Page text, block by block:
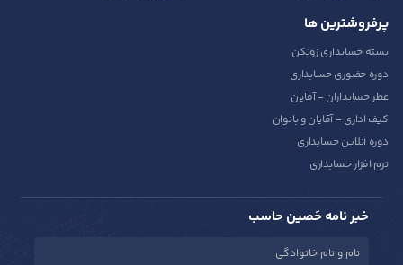
پرفروشترین ها
بسته حسابداری زونکن
دوره حضوری حسابداری
عطر حسابداران - آقایان
کیف اداری - آقایان و بانوان
دوره آنلاین حسابداری
نرم افزار حسابداری
خبر نامه حَصین حاسب